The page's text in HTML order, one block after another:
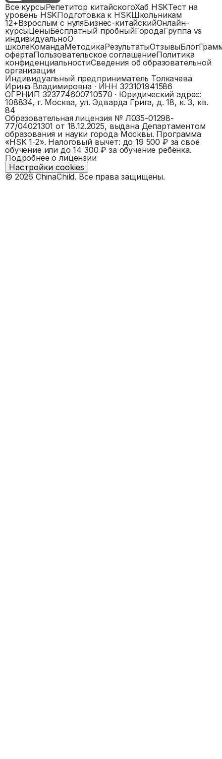
Все курсыРепетитор китайскогоХаб HSKТест на
уровень HSKПодготовка к HSKШкольникам
12+Взрослым с нуляБизнес-китайскийОнлайн-
курсыЦеныБесплатный пробныйГородаГруппа vs
индивидуальноО
школеКомандаМетодикаРезультатыОтзывыБлог
офертаПользовательское соглашениеПолитика
конфиденциальностиСведения об образовательной
организации
Индивидуальный предприниматель Толкачева
Ирина Владимировна· ИНН323101941586
ОГРНИП 323774600710570 · Юридический адрес:
108834, г. Москва, ул. Эдварда Грига, д. 18, к. 3, кв.
84
Образовательная лицензия № Л035-01298-
77/04021301 от 18.12.2025, выдана Департаментом
образования и науки города Москвы. Программа
«HSK 1-2». Налоговый вычет: до 19 500 ₽ за своё
обучение или до 14 300 ₽ за обучение ребёнка.
Подробнее о лицензии
Настройки cookies
© 2026 ChinaChild. Все права защищены.